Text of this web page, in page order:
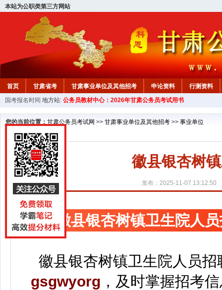
本站为公职类第三方网站
首页 甘肃省考 甘肃事业单位及其他招考 申论资料
行测资料
国考报名时间 地方站: 公务员教材中心：2026年甘肃公务员考试用书
您的当前位置： 甘肃公务员考试网 >> 甘肃事业单位及其他招考 >> 事业单位
徽县银杏树
发布：2025-11-07 13:12:50
徽县银杏树镇卫生院人
徽县银杏树镇卫生院人员招
gsgwyorg ， 及时掌握招考